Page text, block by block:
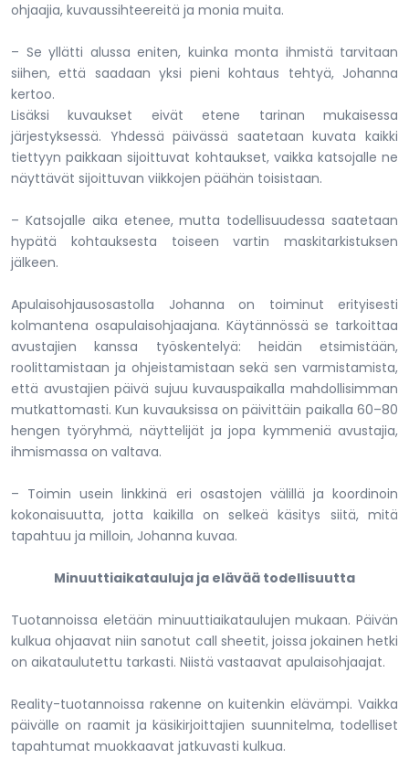
ohjaajia, kuvaussihteereitä ja monia muita.
– Se yllätti alussa eniten, kuinka monta ihmistä tarvitaan
siihen, että saadaan yksi pieni kohtaus tehtyä, Johanna
kertoo.
Lisäksi kuvaukset eivät etene tarinan mukaisessa
järjestyksessä. Yhdessä päivässä saatetaan kuvata kaikki
tiettyyn paikkaan sijoittuvat kohtaukset, vaikka katsojalle ne
näyttävät sijoittuvan viikkojen päähän toisistaan.
– Katsojalle aika etenee, mutta todellisuudessa saatetaan
hypätä kohtauksesta toiseen vartin maskitarkistuksen
jälkeen.
Apulaisohjausosastolla Johanna on toiminut erityisesti
kolmantena osapulaisohjaajana. Käytännössä se tarkoittaa
avustajien kanssa työskentelyä: heidän etsimistään,
roolittamistaan ja ohjeistamistaan sekä sen varmistamista,
että avustajien päivä sujuu kuvauspaikalla mahdollisimman
mutkattomasti. Kun kuvauksissa on päivittäin paikalla 60–80
hengen työryhmä, näyttelijät ja jopa kymmeniä avustajia,
ihmismassa on valtava.
– Toimin usein linkkinä eri osastojen välillä ja koordinoin
kokonaisuutta, jotta kaikilla on selkeä käsitys siitä, mitä
tapahtuu ja milloin, Johanna kuvaa.
Minuuttiaikatauluja ja elävää todellisuutta
Tuotannoissa eletään minuuttiaikataulujen mukaan. Päivän
kulkua ohjaavat niin sanotut call sheetit, joissa jokainen hetki
on aikataulutettu tarkasti. Niistä vastaavat apulaisohjaajat.
Reality-tuotannoissa rakenne on kuitenkin elävämpi. Vaikka
päivälle on raamit ja käsikirjoittajien suunnitelma, todelliset
tapahtumat muokkaavat jatkuvasti kulkua.